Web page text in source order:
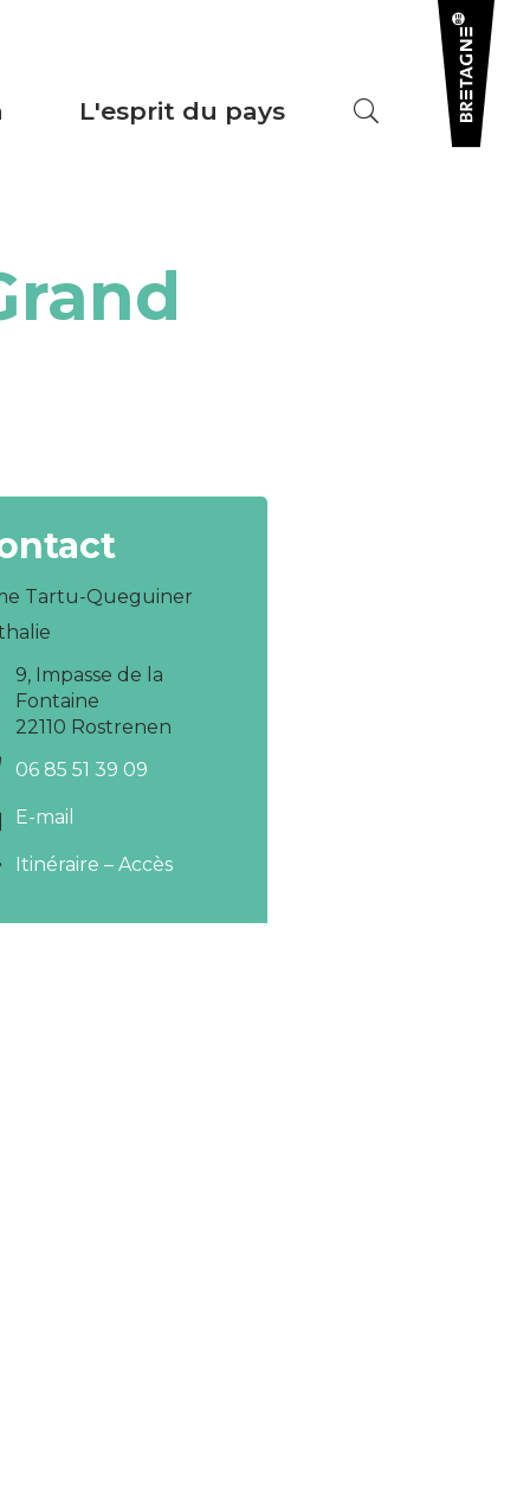
L'esprit du pays
Tartu-Queguiner
9, Impasse de la
Fontaine
22110 Rostrenen
06 85 51 39 09
E-mail
Itinéraire – Accès